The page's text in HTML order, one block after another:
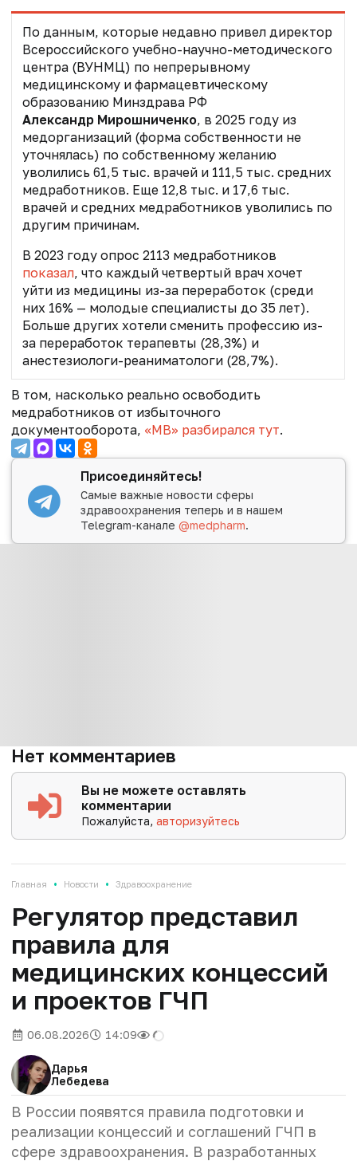
По данным, которые недавно привел директор
Всероссийского учебно-научно-методического
центра (ВУНМЦ) по непрерывному
медицинскому и фармацевтическому
образованию Минздрава РФ
Александр Мирошниченко, в 2025 году из
медорганизаций (форма собственности не
уточнялась) по собственному желанию
уволились 61,5 тыс. врачей и 111,5 тыс. средних
медработников. Еще 12,8 тыс. и 17,6 тыс.
врачей и средних медработников уволились по
другим причинам.
В 2023 году опрос 2113 медработников
показал, что каждый четвертый врач хочет
уйти из медицины из-за переработок (среди
них 16% — молодые специалисты до 35 лет).
Больше других хотели сменить профессию из-
за переработок терапевты (28,3%) и
анестезиологи-реаниматологи (28,7%).
В том, насколько реально освободить
медработников от избыточного
документооборота, «МВ» разбирался тут.
Присоединяйтесь!
Самые важные новости сферы
здравоохранения теперь и в нашем
Telegram-канале@medpharm.
Нет комментариев
Вы не можете оставлять
комментарии
Пожалуйста,авторизуйтесь
Главная • Новости • Здравоохранение
Регулятор представил
правила для
медицинских концессий
и проектов ГЧП
06.08.2026 14:09
Дарья
Лебедева
В России появятся правила подготовки и
реализации концессий и соглашений ГЧП в
сфере здравоохранения. В разработанных